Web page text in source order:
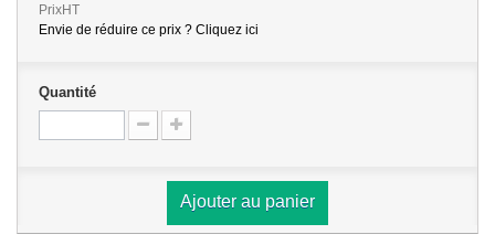
PrixHT
Envie de réduire ce prix ? Cliquez ici
Quantité
Ajouter au panier